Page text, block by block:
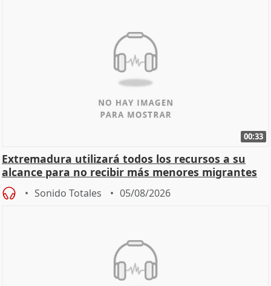
00:33
Extremadura utilizará todos los recursos a su
alcance para no recibir más menores migrantes
Sonido Totales 05/08/2026